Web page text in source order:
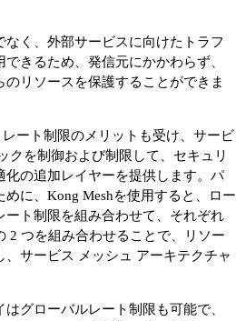
なく、外部サービスに向けたトラフ
きるため、発信元にかかわらず、
リソースを保護することができま
レート制限のメリットも受け、サービ
クを制御および制限して、セキュリ
化の追加レイヤーを提供します。パ
に、Kong Meshを使用すると、ロー
ート制限を組み合わせて、それぞれ
2 つを組み合わせることで、リソー
、サービス メッシュ アーキテクチャ
グローバルレート制限も可能で、